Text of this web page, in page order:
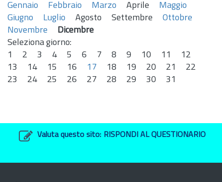
Gennaio
Febbraio Marzo Aprile
Maggio
Giugno
Luglio Agosto Settembre
Ottobre
Novembre
Dicembre
Seleziona giorno:
1
2 3 4 5 6 7 8 9 10 11
12
13
14 15 16 17 18 19 20 21
22
23
24 25 26 27 28 29 30 31
Valuta questo sito: RISPONDI AL QUESTIONARIO